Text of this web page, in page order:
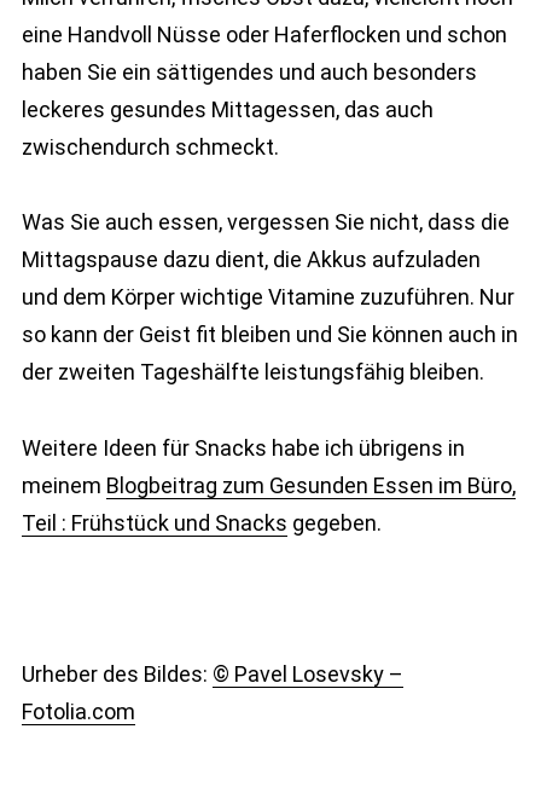
eine Handvoll Nüsse oder Haferflocken und schon
haben Sie ein sättigendes und auch besonders
leckeres gesundes Mittagessen, das auch
zwischendurch schmeckt.
Was Sie auch essen, vergessen Sie nicht, dass die
Mittagspause dazu dient, die Akkus aufzuladen
und dem Körper wichtige Vitamine zuzuführen. Nur
so kann der Geist fit bleiben und Sie können auch in
der zweiten Tageshälfte leistungsfähig bleiben.
Weitere Ideen für Snacks habe ich übrigens in
meinem Blogbeitrag zum Gesunden Essen im Büro,
Teil : Frühstück und Snacks gegeben.
Urheber des Bildes: © Pavel Losevsky –
Fotolia.com